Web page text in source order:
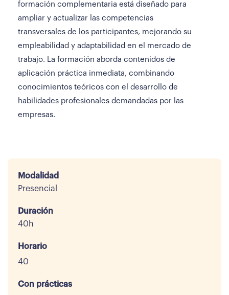
formación complementaria está diseñado para
ampliar y actualizar las competencias
transversales de los participantes, mejorando su
empleabilidad y adaptabilidad en el mercado de
trabajo. La formación aborda contenidos de
aplicación práctica inmediata, combinando
conocimientos teóricos con el desarrollo de
habilidades profesionales demandadas por las
empresas.
Modalidad
Presencial
Duración
40h
Horario
40
Con prácticas